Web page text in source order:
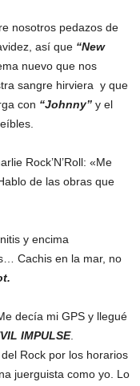
nosotros pedazos de
así que “New
nuevo que nos
sangre hirviera y que
con “Johnny” y el
Rock’N’Roll: «Me
de las obras que
y encima
Cachis en la mar, no
decía mi GPS y llegué
IMPULSE.
Rock por los horarios
juerguista como yo. Lo